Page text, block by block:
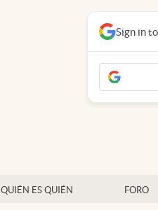
QUIÉN ES QUIÉN FORO
Sign in